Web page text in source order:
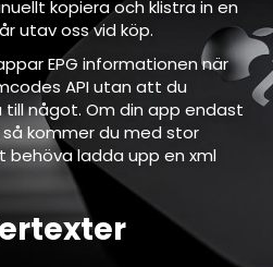
kopiera och klistra in en
utav oss vid köp.
EPG informationen när
API utan att du
något. Om din app endast
kommer du med stor
ladda upp en xml